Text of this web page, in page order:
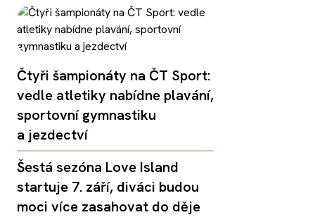
Čtyři šampionáty na ČT Sport:
vedle atletiky nabídne plavání,
sportovní gymnastiku
a jezdectví
Šestá sezóna Love Island
startuje 7. září, diváci budou
moci více zasahovat do děje